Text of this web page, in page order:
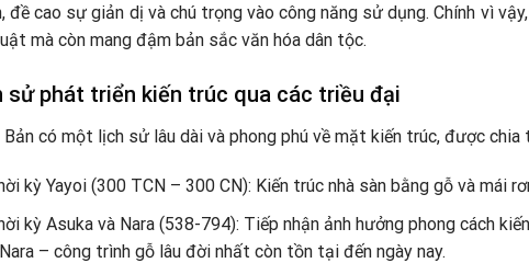
đề cao sự giản dị và chú trọng vào công năng sử dụng. Chính vì vậy,
mà còn mang đậm bản sắc văn hóa dân tộc.
sử phát triển kiến trúc qua các triều đại
có một lịch sử lâu dài và phong phú về mặt kiến trúc, được chia
kỳ Yayoi (300 TCN – 300 CN): Kiến trúc nhà sàn bằng gỗ và mái
kỳ Asuka và Nara (538-794): Tiếp nhận ảnh hưởng phong cách
– công trình gỗ lâu đời nhất còn tồn tại đến ngày nay.